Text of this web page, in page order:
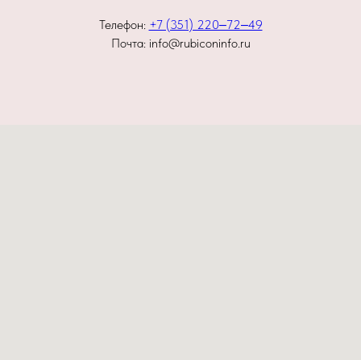
Телефон: +7 (351) 220‒72‒49
Почта: info@rubiconinfo.ru